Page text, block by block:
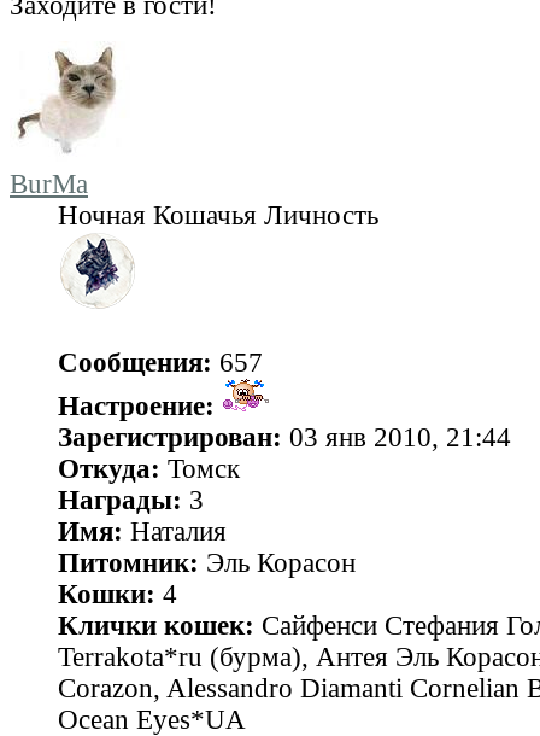
BurMa
Ночная Кошачья Личность
Сообщения: 657
Настроение:
Зарегистрирован: 03 янв 2010, 21:44
Откуда: Томск
Награды: 3
Имя: Наталия
Питомник: Эль Корасон
Кошки: 4
Клички кошек: Сайфенси Стефания
Terrakota*ru (бурма), Антея Эль
Corazon, Alessandro Diamanti Cornelian
Ocean Eyes*UA